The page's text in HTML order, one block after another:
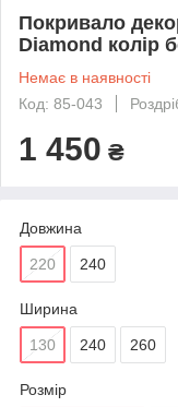
Покривало
Diamond колір
Немає в наявності
Код: 85-043
1 450 ₴
Довжина
220 240
Ширина
130 240 260
Розмір